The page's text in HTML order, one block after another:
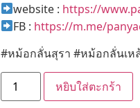
website : https://
FB : https://m.me/
#หม้อกลั่นสุรา #หม้อกลั่นเ
หยิบใส่ตะกร้า